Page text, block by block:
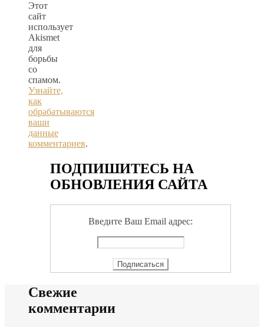
Этот
сайт
использует
Akismet
для
борьбы
со
спамом.
Узнайте,
как
обрабатываются
ваши
данные
комментариев.
ПОДПИШИТЕСЬ НА
ОБНОВЛЕНИЯ САЙТА
Введите Ваш Email адрес:
Свежие
комментарии